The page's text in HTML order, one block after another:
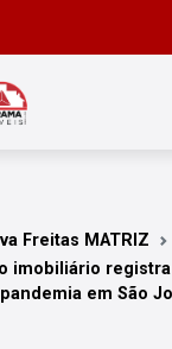
Freitas MATRIZ
imobiliário
em São